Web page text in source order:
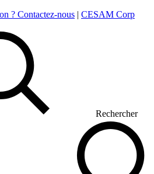
? Contactez-nous | CESAM Corp
Rechercher